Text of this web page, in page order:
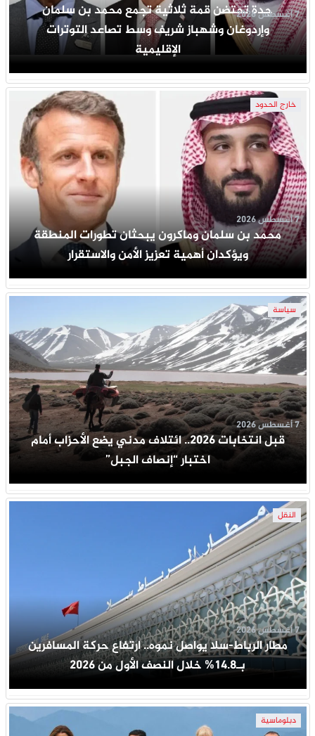
جدة تحتضن قمة ثلاثية تجمع محمد بن سلمان
وإردوغان وشهباز شريف وسط تصاعد التوترات
الإقليمية
7 أغسطس 2026
خارج الحدود
محمد بن سلمان وماكرون يبحثان تطورات المنطقة
ويؤكدان أهمية تعزيز الأمن والاستقرار
7 أغسطس 2026
سياسة
قبل انتخابات 2026.. ائتلاف مدني يضع الأحزاب أمام
اختبار “إنصاف الجبل”
7 أغسطس 2026
النقل
مطار الرباط-سلا يواصل نموه.. ارتفاع حركة المسافرين
بـ14.8% خلال النصف الأول من 2026
7 أغسطس 2026
دبلوماسية